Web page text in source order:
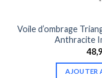
Voile d’ombrage
Anthracite
AJOUTER